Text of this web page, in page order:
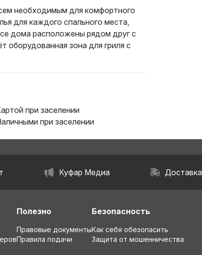
необходимым для комфортного
для каждого спального места,
дома расположены рядом друг с
оборудованная зона для гриля с
при заселении
при заселении
Куфар Медиа Доставка
Полезно
Правовые документы
Правила подачи
Безопасность
Как себя обезопасить
Защита от мошенничества